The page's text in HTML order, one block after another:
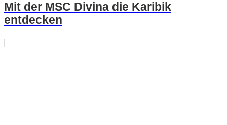
Mit der MSC Divina die Karibik
entdecken